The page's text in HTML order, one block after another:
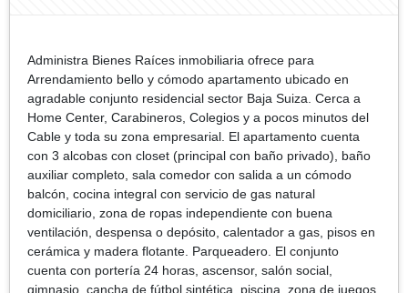
Administra Bienes Raíces inmobiliaria ofrece para
Arrendamiento bello y cómodo apartamento ubicado en
agradable conjunto residencial sector Baja Suiza. Cerca a
Home Center, Carabineros, Colegios y a pocos minutos del
Cable y toda su zona empresarial. El apartamento cuenta
con 3 alcobas con closet (principal con baño privado), baño
auxiliar completo, sala comedor con salida a un cómodo
balcón, cocina integral con servicio de gas natural
domiciliario, zona de ropas independiente con buena
ventilación, despensa o depósito, calentador a gas, pisos en
cerámica y madera flotante. Parqueadero. El conjunto
cuenta con portería 24 horas, ascensor, salón social,
gimnasio, cancha de fútbol sintética, piscina, zona de juegos